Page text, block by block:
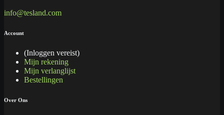
info@tesland.com
Account
(Inloggen vereist)
Mijn rekening
Mijn verlanglijst
Bestellingen
Over Ons